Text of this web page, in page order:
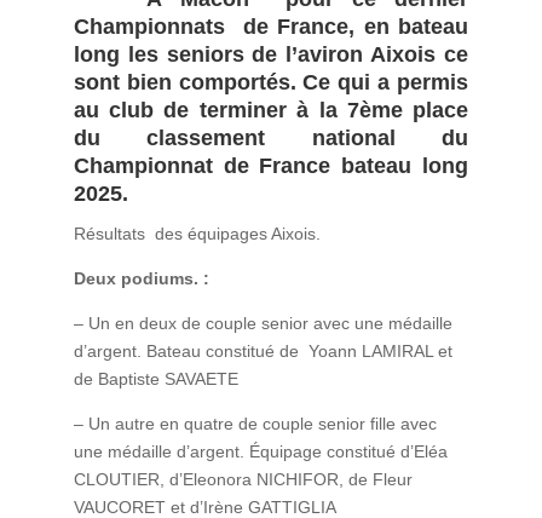
Championnats de France, en bateau
long les seniors de l’aviron Aixois ce
sont bien comportés. Ce qui a permis
au club de terminer à la 7ème place
du classement national du
Championnat de France bateau long
2025.
Résultats des équipages Aixois.
Deux podiums. :
– Un en deux de couple senior avec une médaille
d’argent. Bateau constitué de Yoann LAMIRAL et
de Baptiste SAVAETE
– Un autre en quatre de couple senior fille avec
une médaille d’argent. Équipage constitué d’Eléa
CLOUTIER, d’Eleonora NICHIFOR, de Fleur
VAUCORET et d’Irène GATTIGLIA